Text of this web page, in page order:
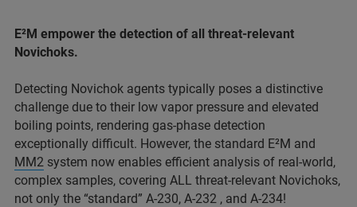
E²M empower the detection of all threat-relevant
Novichoks.
Detecting Novichok agents typically poses a distinctive
challenge due to their low vapor pressure and elevated
boiling points, rendering gas-phase detection
exceptionally difficult. However, the standard E²M and
MM2 system now enables efficient analysis of real-world,
complex samples, covering ALL threat-relevant Novichoks,
not only the “standard” A-230, A-232 , and A-234!